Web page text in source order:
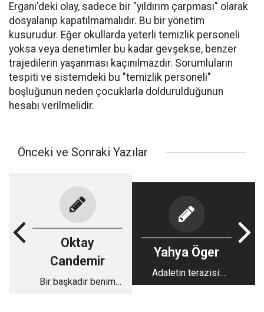
Ergani'deki olay, sadece bir "yıldırım çarpması" olarak
dosyalanıp kapatılmamalıdır. Bu bir yönetim
kusurudur. Eğer okullarda yeterli temizlik personeli
yoksa veya denetimler bu kadar gevşekse, benzer
trajedilerin yaşanması kaçınılmazdır. Sorumluların
tespiti ve sistemdeki bu "temizlik personeli"
boşluğunun neden çocuklarla doldurulduğunun
hesabı verilmelidir.
Önceki ve Sonraki Yazılar
Oktay
Candemir
Bir başkadır benim
Yahya Öger
Adaletin terazisi:
Veriler, vicdan ve